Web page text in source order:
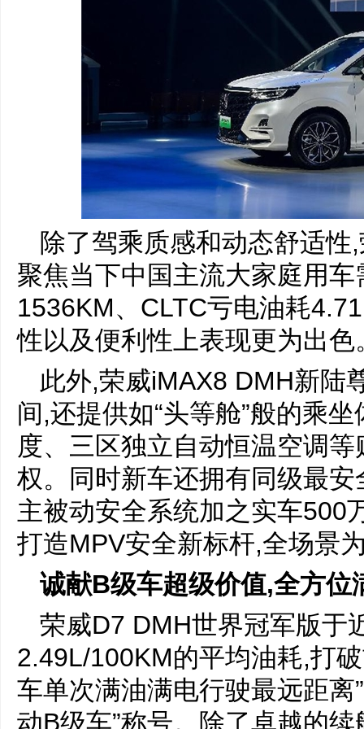
除了驾乘质感和动态舒适
聚焦当下中国主流大家庭用
1536KM、CLTC亏电油耗
性以及便利性上表现更为出色
此外,荣威iMAX8 DMH新陆
间,还提供如“头等舱”般的乘
度、三区独立自动恒温空调
权。同时新车还拥有同级最
主被动安全系统加之实车500
打造MPV安全新标杆,全场景
诚献B级车超级价值,全方位
荣威D7 DMH世界冠军版于
2.49L/100KM的平均油耗,打
车单次满油满电行驶最远距离
动B级车”称号。除了卓越的